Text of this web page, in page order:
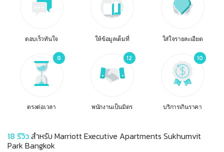
ตอบเร็วทันใจ ให้ข้อมูลเต็มที่ ใส่ใจรายละเอียด
8
ตรงต่อเวลา
12
พนักงานเป็นมิตร
10
บริการเกินราคา
18 รีวิวสำหรับ Marriott Executive Apartments Sukhumvit
Park Bangkok